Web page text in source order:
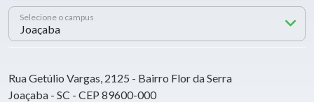
Selecione o campus
Rua Getúlio Vargas, 2125 - Bairro Flor da Serra
Joaçaba - SC - CEP 89600-000